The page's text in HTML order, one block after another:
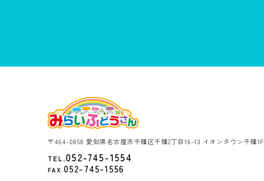
〒464-0858 愛知県名古屋市千種区千種2丁目16-13 イオンタウン千種1F
TEL.052-745-1554
FAX.052-745-1556